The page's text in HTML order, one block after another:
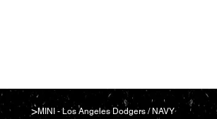
>MINI - Los Angeles Dodgers / NAVY